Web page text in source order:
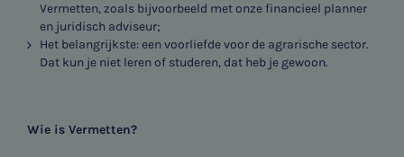
Vermetten, zoals bijvoorbeeld met onze financieel planner
en juridisch adviseur;
Het belangrijkste: een voorliefde voor de agrarische sector.
Dat kun je niet leren of studeren, dat heb je gewoon.
Wie is Vermetten?